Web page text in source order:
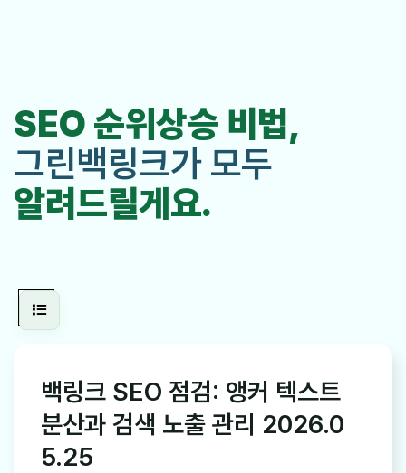
SEO 순위상승 비법,
그린백링크가 모두
알려드릴게요.
백링크 SEO 점검: 앵커 텍스트
분산과 검색 노출 관리 2026.0
5.25